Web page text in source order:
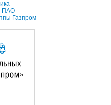
ПАО
Газпром